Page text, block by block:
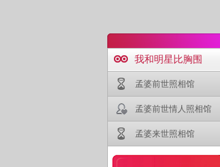
我和明星比胸围
孟婆前世照相馆
孟婆前世情人照相馆
孟婆来世照相馆